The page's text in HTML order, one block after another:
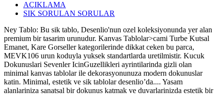
AÇIKLAMA
SIK SORULAN SORULAR
Ney Tablo: Bu sik tablo, Desenlio'nun ozel koleksiyonunda yer alan
premium bir tasarim urunudur. Kanvas Tablolar>cami Turbe Kutsal
Emanet, Kare Gorseller kategorilerinde dikkat ceken bu parca,
MEVK106 urun koduyla yuksek standartlarda uretilmistir. Kucuk
Dokunuslari Sevenler IcinGuzellikleri ayrintilarinda gizli olan
minimal kanvas tablolar ile dekorasyonunuza modern dokunuslar
katin. Minimal, estetik ve sik tablolar desenlio’da.... Yasam
alanlariniza sanatsal bir dokunus katmak ve duvarlarinizda estetik bir